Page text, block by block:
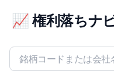
📈 権利落ちナ